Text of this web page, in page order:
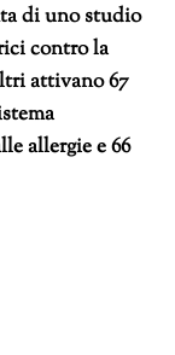
di uno studio
contro la
attivano 67
allergie e 66